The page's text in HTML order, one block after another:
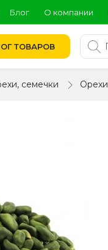
Блог О компании
ТОВАРОВ
семечки Орехи